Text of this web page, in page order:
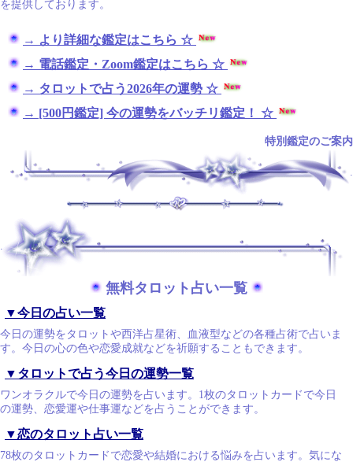
を提供しております。
→ より詳細な鑑定はこちら ☆
→ 電話鑑定・Zoom鑑定はこちら ☆
→ タロットで占う2026年の運勢 ☆
→ [500円鑑定] 今の運勢をバッチリ鑑定！ ☆
特別鑑定のご案内
無料タロット占い一覧
▼今日の占い一覧
今日の運勢をタロットや西洋占星術、血液型などの各種占術で占いま
す。今日の心の色や恋愛成就などを祈願することもできます。
▼タロットで占う今日の運勢一覧
ワンオラクルで今日の運勢を占います。1枚のタロットカードで今日
の運勢、恋愛運や仕事運などを占うことができます。
▼恋のタロット占い一覧
78枚のタロットカードで恋愛や結婚における悩みを占います。気にな